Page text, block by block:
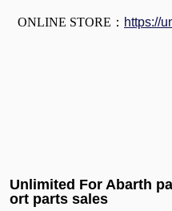
ONLINE STORE： https://
Unlimited For Abarth
ort parts sales